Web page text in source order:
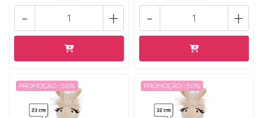
+
- +
-
PROMOÇÃO -50% PROMOÇÃO -50%